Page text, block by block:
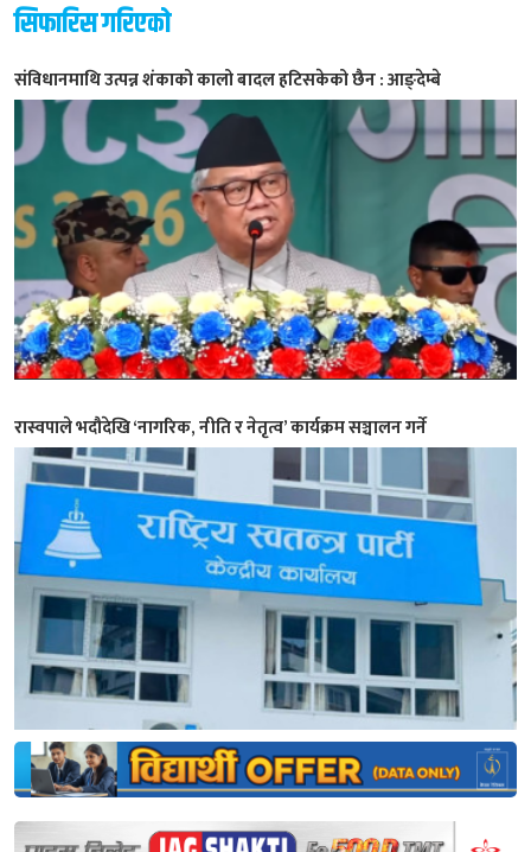
सिफारिस गरिएको
संविधानमाथि उत्पन्न शंकाको कालो बादल हटिसकेको छैन : आङ्देम्बे
रास्वपाले भदौदेखि ‘नागरिक, नीति र नेतृत्व’ कार्यक्रम सञ्चालन गर्ने